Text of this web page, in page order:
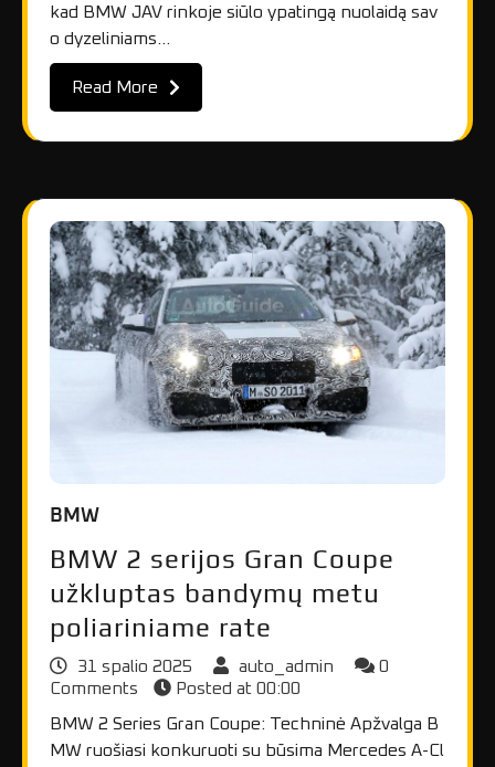
kad BMW JAV rinkoje siūlo ypatingą nuolaidą sav
o dyzeliniams…
Read More
BMW
BMW 2 serijos Gran Coupe
užkluptas bandymų metu
poliariniame rate
31 spalio 2025 auto_admin
0
Comments
Posted at 00:00
BMW 2 Series Gran Coupe: Techninė Apžvalga B
MW ruošiasi konkuruoti su būsima Mercedes A-Cl